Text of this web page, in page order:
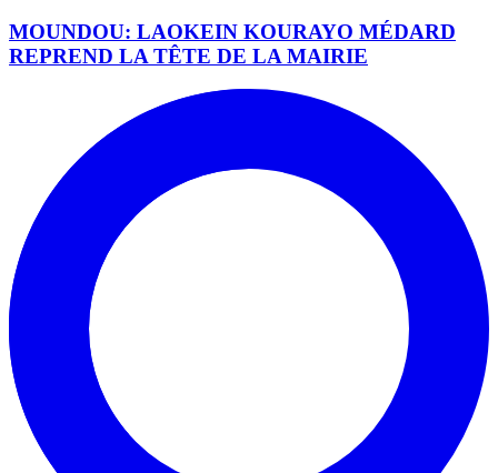
MOUNDOU: LAOKEIN KOURAYO MÉDARD
REPREND LA TÊTE DE LA MAIRIE